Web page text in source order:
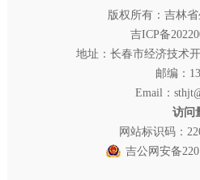
版权所有：吉林
吉ICP备
地址：长春市经济技术
邮编：
Email：
访问
网站标识码：
吉公网安备